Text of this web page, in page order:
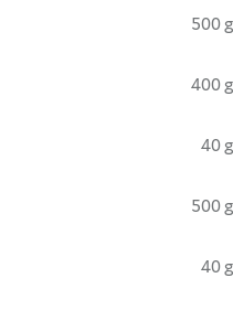
500 g
400 g
40 g
500 g
40 g